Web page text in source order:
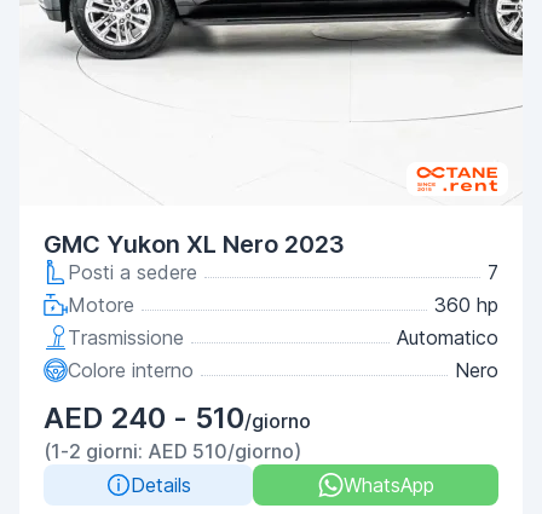
GMC Yukon XL Nero 2023
Posti a sedere
7
Motore
360 hp
Trasmissione
Automatico
Colore interno
Nero
AED 240 - 510/giorno
(1-2 giorni: AED 510/giorno)
Details
WhatsApp